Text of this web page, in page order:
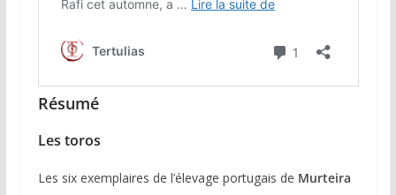
Résumé
Les toros
Les six exemplaires de l’élevage portugais de Murteira